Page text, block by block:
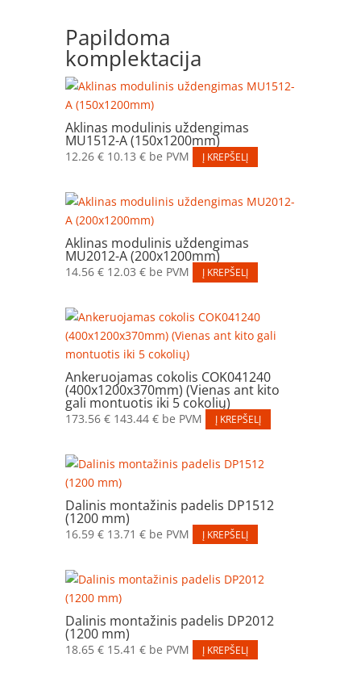
Papildoma
komplektacija
Aklinas modulinis uždengimas
MU1512-A (150x1200mm)
12.26 € 10.13 €be PVM Į KREPŠELĮ
Aklinas modulinis uždengimas
MU2012-A (200x1200mm)
14.56 € 12.03 €be PVM Į KREPŠELĮ
Ankeruojamas cokolis COK041240
(400x1200x370mm) (Vienas ant kito
gali montuotis iki 5 cokolių)
173.56 € 143.44 €be PVM Į KREPŠELĮ
Dalinis montažinis padelis DP1512
(1200 mm)
16.59 € 13.71 €be PVM Į KREPŠELĮ
Dalinis montažinis padelis DP2012
(1200 mm)
18.65 € 15.41 €be PVM Į KREPŠELĮ